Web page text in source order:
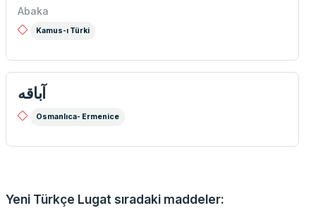
Abaka
Kamus-ı Türki
آباقه
Osmanlıca- Ermenice
Yeni Türkçe Lugat sıradaki maddeler: